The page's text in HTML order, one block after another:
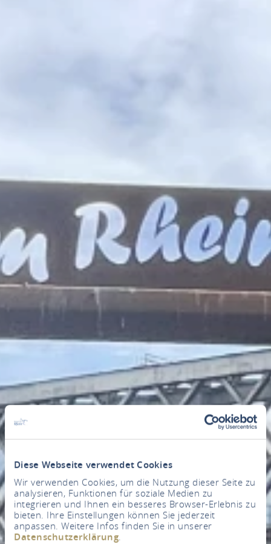
Diese Webseite verwendet Cookies
Wir verwenden Cookies, um die Nutzung dieser Seite zu
analysieren, Funktionen für soziale Medien zu
integrieren und Ihnen ein besseres Browser-Erlebnis zu
bieten. Ihre Einstellungen können Sie jederzeit
anpassen. Weitere Infos finden Sie in unserer
Datenschutzerklärung.